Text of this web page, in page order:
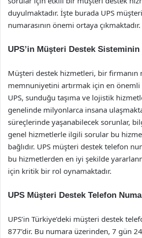
duyulmaktadır. İşte burada UPS
numarasının önemi ortaya çıkmaktadır.
UPS’in Müşteri Destek Sisteminin
Müşteri destek hizmetleri, bir firmanın
memnuniyetini artırmak için en
UPS, sunduğu taşıma ve lojistik
genelinde milyonlarca insana
süreçlerinde yaşanabilecek sorunlar,
genel hizmetlerle ilgili sorular bu
bağlıdır. UPS müşteri destek telefon
bu hizmetlerden en iyi şekilde
için kritik bir rol oynamaktadır.
UPS Müşteri Destek Telefon
UPS’in Türkiye’deki müşteri destek
877’dir. Bu numara üzerinden, 7 gün 24